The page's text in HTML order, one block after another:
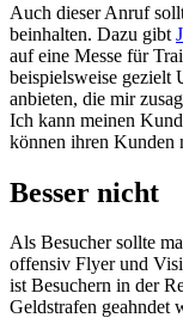
Auch dieser Anruf
beinhalten. Dazu gibt
auf eine Messe für
beispielsweise gezielt
anbieten, die mir
Ich kann meinen
können ihren Kunden
Besser nicht
Als Besucher sollte
offensiv Flyer und
ist Besuchern in der
Geldstrafen geahndet